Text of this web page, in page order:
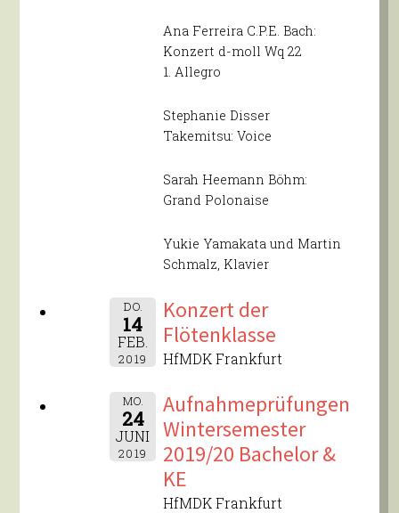
Ana Ferreira C.P.E. Bach:
Konzert d-moll Wq 22
1. Allegro
Stephanie Disser
Takemitsu: Voice
Sarah Heemann Böhm:
Grand Polonaise
Yukie Yamakata und Martin
Schmalz, Klavier
DO.
14
FEB.
2019
Konzert der
Flötenklasse
HfMDK Frankfurt
MO.
24
JUNI
2019
Aufnahmeprüfungen
Wintersemester
2019/20 Bachelor &
KE
HfMDK Frankfurt